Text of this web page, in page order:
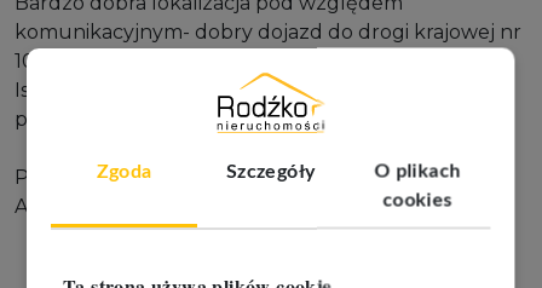
Zgoda Szczegóły
O plikach
cookies
komunikacyjnym- dobry dojazd do drogi krajowej nr
10.
Istnieje możliwość podziału i zakupu mniejszej
powierzchni.
Polecam i zapraszam na prezentację.
Aldona Liczbińska 667 80 69 69